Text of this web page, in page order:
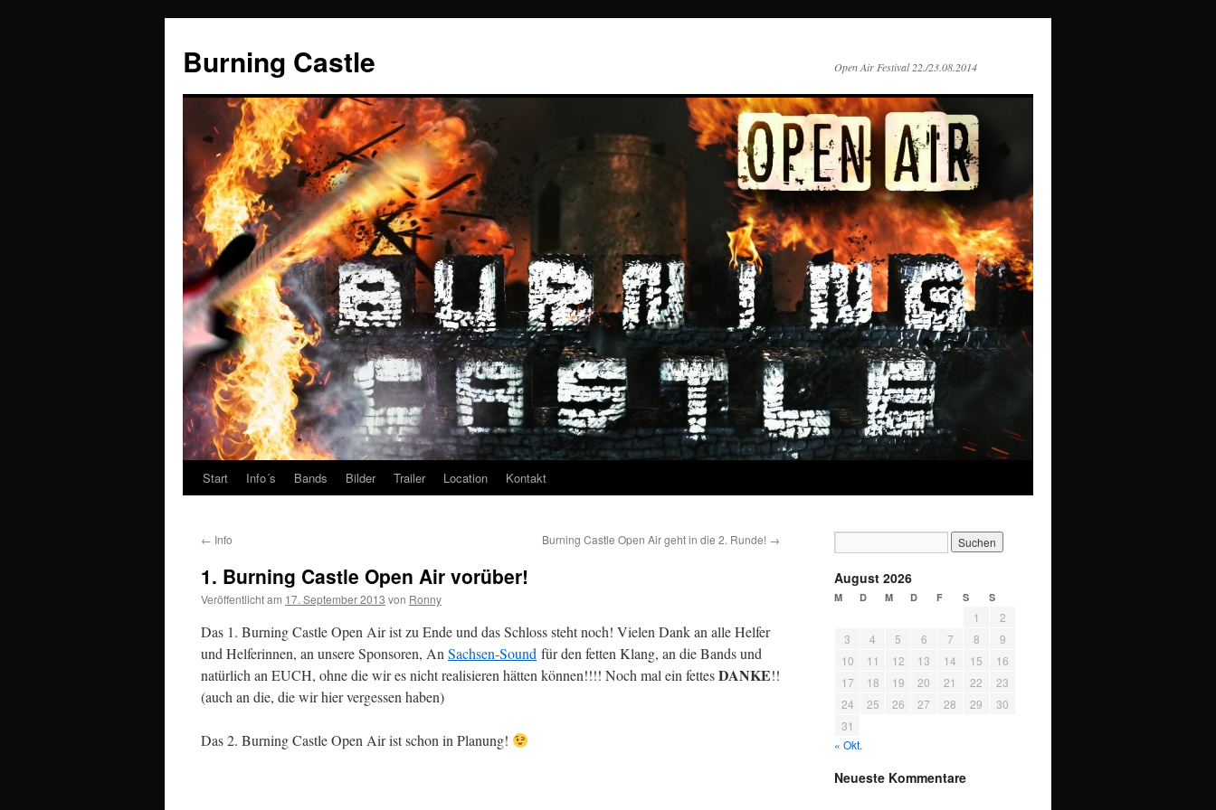
springen
Burning Castle Open Air Festival 22./23.08.2014
Start Info´s Bands Bilder Trailer Location Kontakt
← Info Burning Castle Open Air geht in die 2. Runde! →
1. Burning Castle Open Air vorüber!
Veröffentlicht am 17. September 2013 von Ronny
Das 1. Burning Castle Open Air ist zu Ende und das Schloss steht noch! Vielen Dank an alle Helfer
und Helferinnen, an unsere Sponsoren, An Sachsen-Sound für den fetten Klang, an die Bands und
natürlich an EUCH, ohne die wir es nicht realisieren hätten können!!!! Noch mal ein fettesDANKE!!
(auch an die, die wir hier vergessen haben)
Das 2. Burning Castle Open Air ist schon in Planung!
August 2026
M D M D F S S
1
2
3
4 5 6 7 8
9
10
11 12 13 14 15
16
17
18 19 20 21 22
23
24
25 26 27 28 29
30
31
« Okt.
Neueste Kommentare